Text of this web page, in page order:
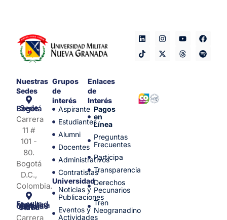
Nuestras
Sedes
Sede Bogotá
Carrera
11 #
101 -
80.
Bogotá
D.C.,
Colombia.
Facultad de Medicina y Ciencias de la Salud
Carrera
Grupos
de
interés
Aspirante
Estudiantes
Alumni
Docentes
Administrativos
Contratistas
Universidad
Noticias y
Publicaciones
Eventos y
Actividades
Enlaces
de
Interés
Pagos
en
Línea
Preguntas
Frecuentes
Participa
Transparencia
Derechos
Pecunarios
Tren
Neogranadino